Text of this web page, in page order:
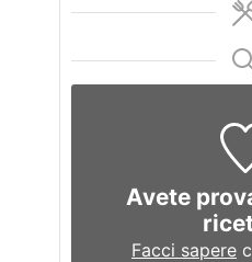
Avete
Facci sapere